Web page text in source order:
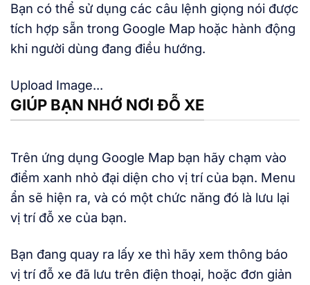
Bạn có thể sử dụng các câu lệnh giọng nói được
tích hợp sẵn trong Google Map hoặc hành động
khi người dùng đang điều hướng.
Upload Image...
GIÚP BẠN NHỚ NƠI ĐỖ XE
Trên ứng dụng Google Map bạn hãy chạm vào
điểm xanh nhỏ đại diện cho vị trí của bạn. Menu
ẩn sẽ hiện ra, và có một chức năng đó là lưu lại
vị trí đỗ xe của bạn.
Bạn đang quay ra lấy xe thì hãy xem thông báo
vị trí đỗ xe đã lưu trên điện thoại, hoặc đơn giản